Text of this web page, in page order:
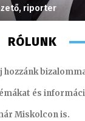
riporter
RÓLUNK
hozzánk
és
Miskolcon is.